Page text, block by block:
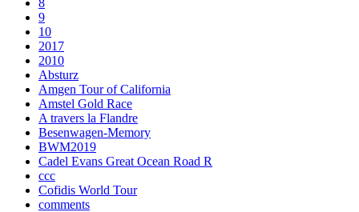
8
9
10
2017
2010
Absturz
Amgen Tour of California
Amstel Gold Race
A travers la Flandre
Besenwagen-Memory
BWM2019
Cadel Evans Great Ocean Road R
ccc
Cofidis World Tour
comments